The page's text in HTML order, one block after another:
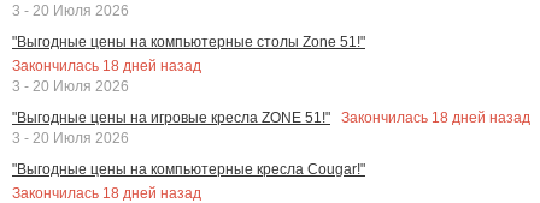
3 - 20 Июля 2026
"Выгодные цены на компьютерные столы Zone 51!"
Закончилась 18 дней назад
3 - 20 Июля 2026
"Выгодные цены на игровые кресла ZONE 51!"
Закончилась 18 дней назад
3 - 20 Июля 2026
"Выгодные цены на компьютерные кресла Cougar!"
Закончилась 18 дней назад